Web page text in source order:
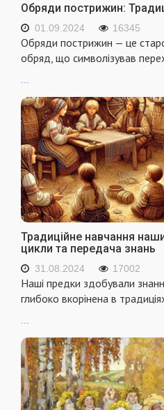
Обряди пострижин:
01.09.2024 16345
Обряди пострижин — це
обряд, що символізував
Традиційне навчання
цикли та передача знань
31.08.2024 17002
Наші предки здобували
глибоко вкорінена в